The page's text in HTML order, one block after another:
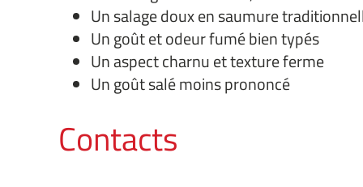
Un salage doux en saumure
Un goût et odeur fumé bien typés
Un aspect charnu et texture ferme
Un goût salé moins prononcé
Contacts